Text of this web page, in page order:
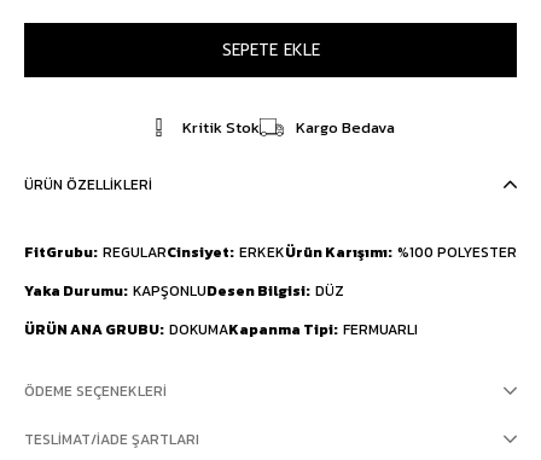
Kritik Stok Kargo Bedava
ÜRÜN ÖZELLIKLERI
FitGrubu REGULARCinsiyet ERKEKÜrün Karışımı %100 POLYESTER
Yaka Durumu KAPŞONLUDesen Bilgisi DÜZ
ÜRÜN ANA GRUBU DOKUMAKapanma Tipi FERMUARLI
ÖDEME SEÇENEKLERI
TESLIMAT/İADE ŞARTLARI